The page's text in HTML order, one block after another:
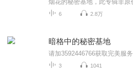
6 2.8万
暗格中的秘密基地
请加3592446766获取完美服务
3 1041